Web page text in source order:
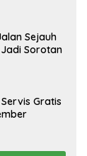
Sejauh
Jadi Sorotan
Gratis